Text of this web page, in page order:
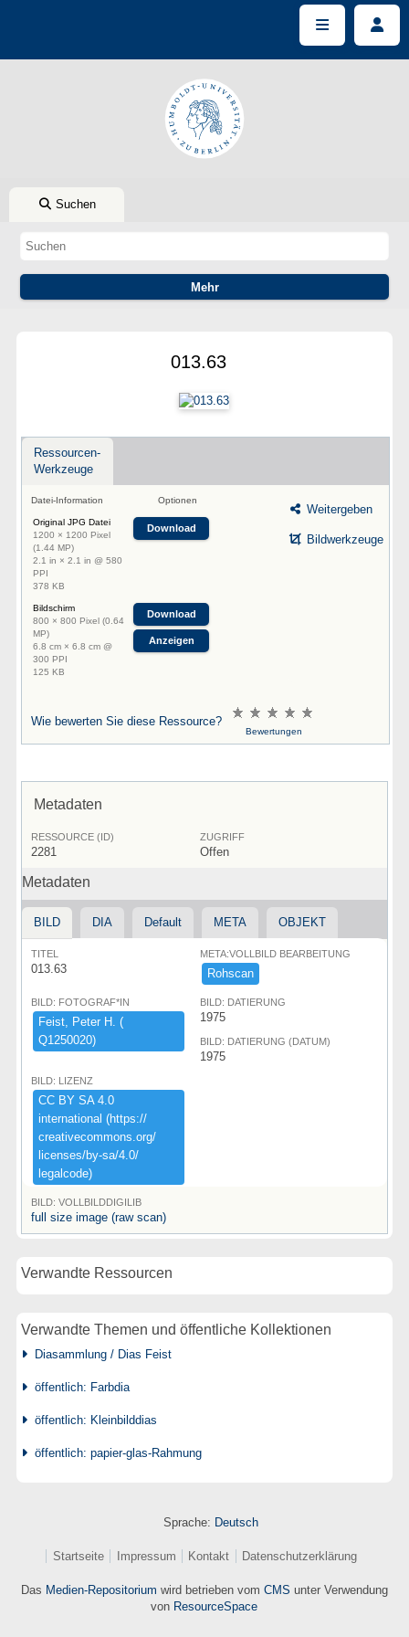
Suchen
013.63
Ressourcen-
Werkzeuge
Datei-Information Optionen
Original JPG Datei
1200 × 1200 Pixel
(1.44 MP)
2.1 in × 2.1 in @ 580
PPI
378 KB
Download
Bildschirm
800 × 800 Pixel (0.64
MP)
6.8 cm × 6.8 cm @
300 PPI
125 KB
Download
Anzeigen
Weitergeben
Bildwerkzeuge
Wie bewerten Sie diese Ressource?
Bewertungen
Metadaten
RESSOURCE (ID)
2281
ZUGRIFF
Offen
Metadaten
BILD DIA Default META OBJEKT
TITEL
013.63
META:VOLLBILD BEARBEITUNG
Rohscan
BILD: FOTOGRAF*IN
Feist,​ ​Peter ​H.​ ​(​
Q1250020)​
BILD: DATIERUNG
1975
BILD: DATIERUNG (DATUM)
1975
BILD: LIZENZ
CC ​BY ​SA ​4.​0 ​
international ​(​https:​/​/​
creativecommons.​org/​
licenses/​by-​sa/​4.​0/​
legalcode)​
BILD: VOLLBILDDIGILIB
full size image (raw scan)
Verwandte Ressourcen
Verwandte Themen und öffentliche Kollektionen
Diasammlung / Dias Feist
öffentlich: Farbdia
öffentlich: Kleinbilddias
öffentlich: papier-glas-Rahmung
Sprache: Deutsch
Startseite Impressum Kontakt Datenschutzerklärung
Das Medien-Repositorium wird betrieben vom CMS unter Verwendung
von ResourceSpace